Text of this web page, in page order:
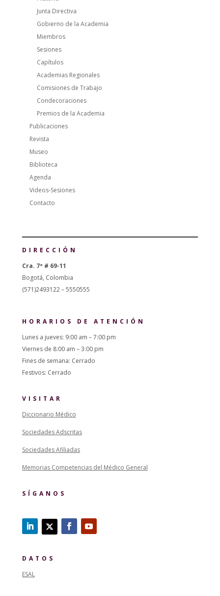
Junta Directiva
Gobierno de la Academia
Miembros
Sesiones
Capítulos
Academias Regionales
Comisiones de Trabajo
Condecoraciones
Premios de la Academia
Publicaciones
Revista
Museo
Biblioteca
Agenda
Videos-Sesiones
Contacto
DIRECCIÓN
Cra. 7ª # 69-11
Bogotá, Colombia
(571)2493122 – 5550555
HORARIOS DE ATENCIÓN
Lunes a jueves: 9:00 am – 7:00 pm
Viernes de 8:00 am – 3:00 pm
Fines de semana: Cerrado
Festivos: Cerrado
VISITAR
Diccionario Médico
Sociedades Adscritas
Sociedades Afiliadas
Memorias Competencias del Médico General
SÍGANOS
DATOS
ESAL